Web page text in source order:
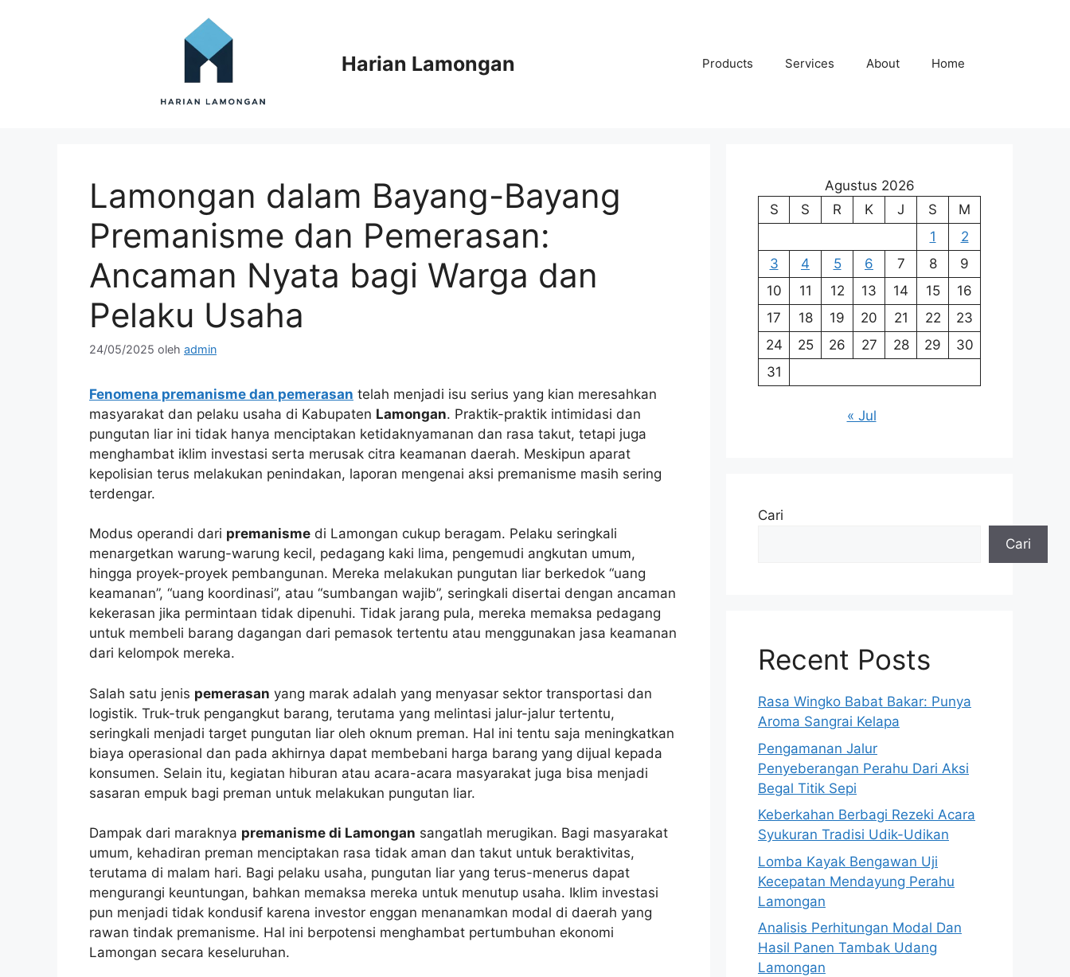
Harian Lamongan Products Services About Home
Lamongan dalam Bayang-Bayang
Premanisme dan Pemerasan:
Ancaman Nyata bagi Warga dan
Pelaku Usaha
24/05/2025 oleh admin
Fenomena premanisme dan pemerasan telah menjadi isu serius yang kian meresahkan
masyarakat dan pelaku usaha di Kabupaten Lamongan. Praktik-praktik intimidasi dan
pungutan liar ini tidak hanya menciptakan ketidaknyamanan dan rasa takut, tetapi juga
menghambat iklim investasi serta merusak citra keamanan daerah. Meskipun aparat
kepolisian terus melakukan penindakan, laporan mengenai aksi premanisme masih sering
terdengar.
Modus operandi dari premanisme di Lamongan cukup beragam. Pelaku seringkali
menargetkan warung-warung kecil, pedagang kaki lima, pengemudi angkutan umum,
hingga proyek-proyek pembangunan. Mereka melakukan pungutan liar berkedok “uang
keamanan”, “uang koordinasi”, atau “sumbangan wajib”, seringkali disertai dengan ancaman
kekerasan jika permintaan tidak dipenuhi. Tidak jarang pula, mereka memaksa pedagang
untuk membeli barang dagangan dari pemasok tertentu atau menggunakan jasa keamanan
dari kelompok mereka.
Salah satu jenis pemerasan yang marak adalah yang menyasar sektor transportasi dan
logistik. Truk-truk pengangkut barang, terutama yang melintasi jalur-jalur tertentu,
seringkali menjadi target pungutan liar oleh oknum preman. Hal ini tentu saja meningkatkan
biaya operasional dan pada akhirnya dapat membebani harga barang yang dijual kepada
konsumen. Selain itu, kegiatan hiburan atau acara-acara masyarakat juga bisa menjadi
sasaran empuk bagi preman untuk melakukan pungutan liar.
Dampak dari maraknya premanisme di Lamongan sangatlah merugikan. Bagi masyarakat
umum, kehadiran preman menciptakan rasa tidak aman dan takut untuk beraktivitas,
terutama di malam hari. Bagi pelaku usaha, pungutan liar yang terus-menerus dapat
mengurangi keuntungan, bahkan memaksa mereka untuk menutup usaha. Iklim investasi
pun menjadi tidak kondusif karena investor enggan menanamkan modal di daerah yang
rawan tindak premanisme. Hal ini berpotensi menghambat pertumbuhan ekonomi
Lamongan secara keseluruhan.
Agustus 2026
S
S R K J S
M
1
2
3
4 5 6 7 8
9
10
11 12 13 14 15
16
17
18 19 20 21 22
23
24
25 26 27 28 29
30
31
« Jul
Cari
Cari
Recent Posts
Rasa Wingko Babat Bakar: Punya
Aroma Sangrai Kelapa
Pengamanan Jalur
Penyeberangan Perahu Dari Aksi
Begal Titik Sepi
Keberkahan Berbagi Rezeki Acara
Syukuran Tradisi Udik-Udikan
Lomba Kayak Bengawan Uji
Kecepatan Mendayung Perahu
Lamongan
Analisis Perhitungan Modal Dan
Hasil Panen Tambak Udang
Lamongan